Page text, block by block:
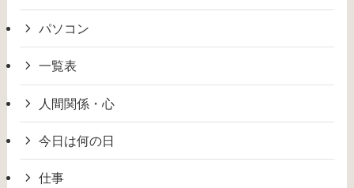
パソコン
一覧表
人間関係・心
今日は何の日
仕事